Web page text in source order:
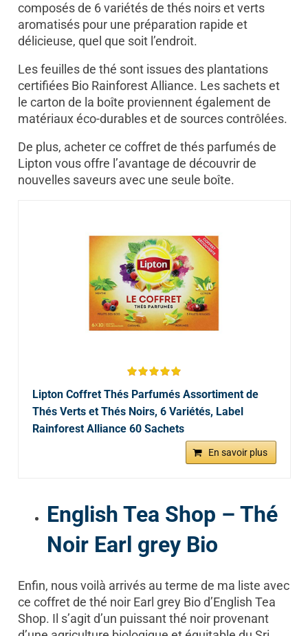
composés de 6 variétés de thés noirs et verts
aromatisés pour une préparation rapide et
délicieuse, quel que soit l’endroit.
Les feuilles de thé sont issues des plantations
certifiées Bio Rainforest Alliance. Les sachets et
le carton de la boîte proviennent également de
matériaux éco-durables et de sources contrôlées.
De plus, acheter ce coffret de thés parfumés de
Lipton vous offre l’avantage de découvrir de
nouvelles saveurs avec une seule boîte.
Lipton Coffret Thés Parfumés Assortiment de
Thés Verts et Thés Noirs, 6 Variétés, Label
Rainforest Alliance 60 Sachets
En savoir plus
English Tea Shop – Thé
Noir Earl grey Bio
Enfin, nous voilà arrivés au terme de ma liste avec
ce coffret de thé noir Earl grey Bio d’English Tea
Shop. Il s’agit d’un puissant thé noir provenant